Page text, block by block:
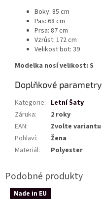
Boky: 85 cm
Pas: 68 cm
Prsa: 87 cm
Vzrůst: 172 cm
Velikost bot: 39
Modelka nosí velikost: S
Doplňkové parametry
Kategorie: Letní Šaty
Záruka:
2 roky
EAN:
Zvolte variantu
Pohlaví:
Žena
Materiál: Polyester
Made in EU